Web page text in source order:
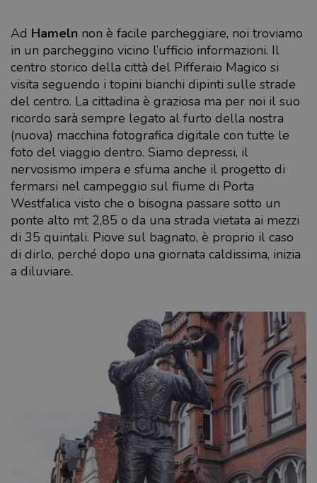
Ad Hameln non è facile parcheggiare, noi troviamo
in un parcheggino vicino l’ufficio informazioni. Il
centro storico della città del Pifferaio Magico si
visita seguendo i topini bianchi dipinti sulle strade
del centro. La cittadina è graziosa ma per noi il suo
ricordo sarà sempre legato al furto della nostra
(nuova) macchina fotografica digitale con tutte le
foto del viaggio dentro. Siamo depressi, il
nervosismo impera e sfuma anche il progetto di
fermarsi nel campeggio sul fiume di Porta
Westfalica visto che o bisogna passare sotto un
ponte alto mt 2,85 o da una strada vietata ai mezzi
di 35 quintali. Piove sul bagnato, è proprio il caso
di dirlo, perché dopo una giornata caldissima, inizia
a diluviare.